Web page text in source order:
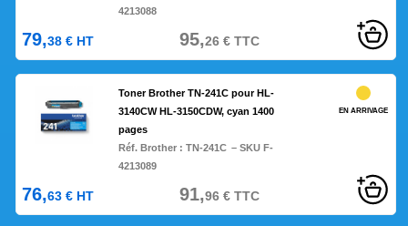
4213088
79,38 € HT 95,26€TTC
Toner Brother TN-241C pour HL-
3140CW HL-3150CDW, cyan 1400
pages
Réf. Brother :TN-241C – SKU F-
4213089
EN ARRIVAGE
76,63 € HT 91,96€TTC